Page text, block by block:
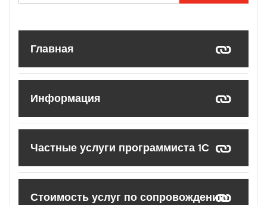
Главная
Информация
Частные услуги программиста 1С
Стоимость услуг по сопровождению